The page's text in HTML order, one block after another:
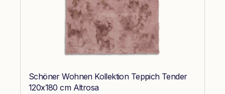
Schöner Wohnen Kollektion Teppich Tender
120x180 cm Altrosa